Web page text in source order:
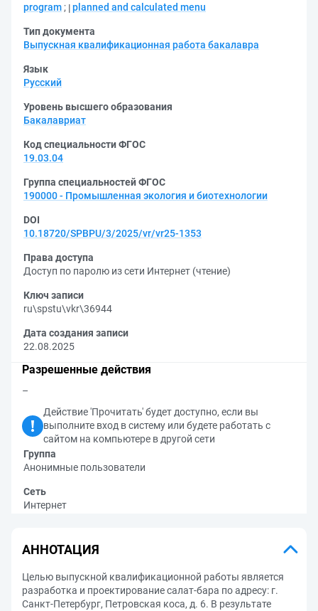
program ; planned and calculated menu
Тип документа
Выпускная квалификационная работа бакалавра
Язык
Русский
Уровень высшего образования
Бакалавриат
Код специальности ФГОС
19.03.04
Группа специальностей ФГОС
190000 - Промышленная экология и биотехнологии
DOI
10.18720/SPBPU/3/2025/vr/vr25-1353
Права доступа
Доступ по паролю из сети Интернет (чтение)
Ключ записи
ru\spstu\vkr\36944
Дата создания записи
22.08.2025
Разрешенные действия
–
Действие 'Прочитать' будет доступно, если вы
выполните вход в систему или будете работать с
сайтом на компьютере в другой сети
Группа
Анонимные пользователи
Сеть
Интернет
АННОТАЦИЯ
Целью выпускной квалификационной работы является
разработка и проектирование салат-бара по адресу: г.
Санкт-Петербург, Петровская коса, д. 6. В результате